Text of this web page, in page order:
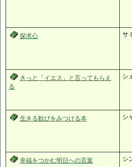
探求心 サ
きっと「イエス」と言ってもらえ
る
シ
生きる歓びをみつける本 シ
幸福をつかむ明日への言葉 シ